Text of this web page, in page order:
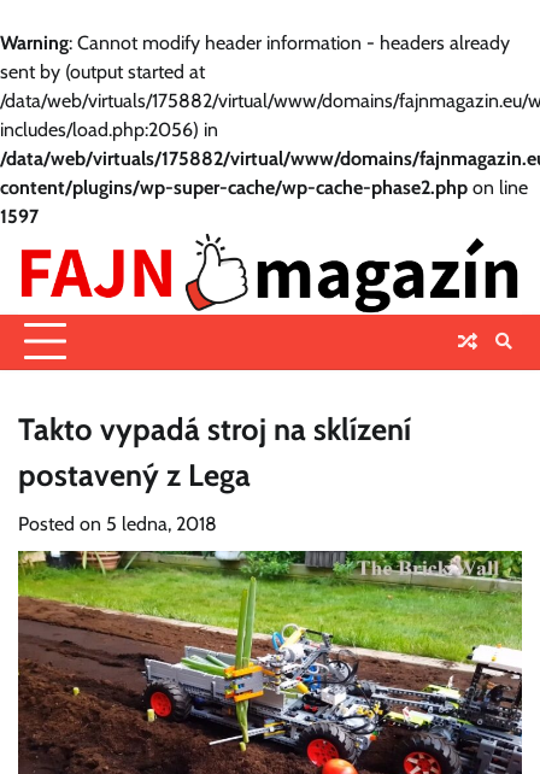
Warning: Cannot modify header information - headers already
sent by (output started at
/data/web/virtuals/175882/virtual/www/domains/fajnmagazin.eu/
includes/load.php:2056) in
/data/web/virtuals/175882/virtual/www/domains/
content/plugins/wp-super-cache/wp-cache-phase2.php on line
1597
Skip
content
Takto vypadá stroj na sklízení
postavený z Lega
Posted on 5 ledna, 2018